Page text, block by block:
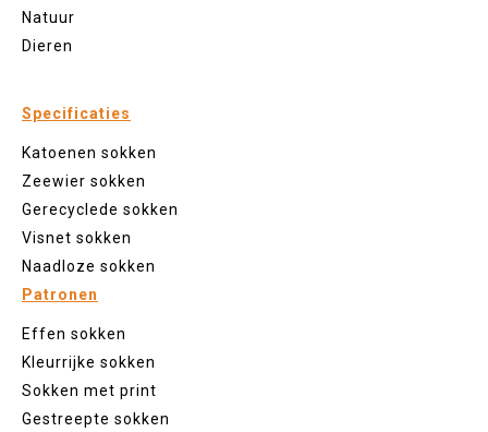
Natuur
Dieren
Specificaties
Katoenen sokken
Zeewier sokken
Gerecyclede sokken
Visnet sokken
Naadloze sokken
Patronen
Effen sokken
Kleurrijke sokken
Sokken met print
Gestreepte sokken